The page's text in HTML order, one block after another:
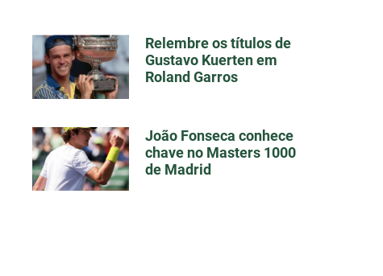
Relembre os títulos de
Gustavo Kuerten em
Roland Garros
João Fonseca conhece
chave no Masters 1000
de Madrid